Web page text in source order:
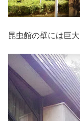
昆虫館の壁には巨